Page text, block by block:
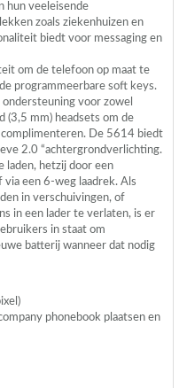
hun veeleisende
zoals ziekenhuizen en
biedt voor messaging en
om de telefoon op maat te
programmeerbare soft keys.
voor zowel
(3,5 mm) headsets om de
complimenteren. De 5614 biedt
2.0 “achtergrondverlichting.
laden, hetzij door een
een 6-weg laadrek. Als
in verschuivingen, of
in een lader te verlaten, is er
in staat om
batterij wanneer dat nodig
phonebook plaatsen en